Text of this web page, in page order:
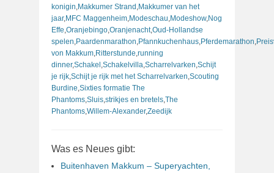
konigin Makkumer Strand Makkumer van het
jaar, MFC Maggenheim Modeschau Modeshow, Nog
Effe Oranjebingo Oranjenacht,Oud-Hollandse
spelen Paardenmarathon Pfannkuchenhaus Pferdemarathon
von Makkum Ritterstunde running
dinner,Schakel Schakelvilla Scharrelvarken Schijt
je rijk Schijt je rijk met het Scharrelvarken Scouting
Burdine Sixties formatie The
Phantoms Sluis strikjes en bretels The
Phantoms Willem-Alexander,Zeedijk
Was es Neues gibt:
Buitenhaven Makkum – Superyachten,